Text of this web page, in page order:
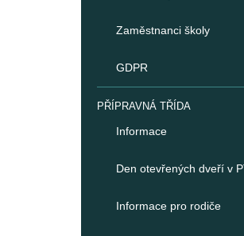
Zaměstnanci školy
GDPR
PŘÍPRAVNÁ TŘÍDA
Informace
Den otevřených dveří v
Informace pro rodiče